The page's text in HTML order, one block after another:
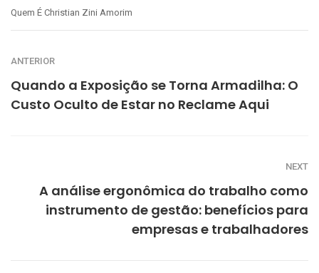
Quem É Christian Zini Amorim
ANTERIOR
Quando a Exposição se Torna Armadilha: O
Custo Oculto de Estar no Reclame Aqui
NEXT
A análise ergonômica do trabalho como
instrumento de gestão: benefícios para
empresas e trabalhadores